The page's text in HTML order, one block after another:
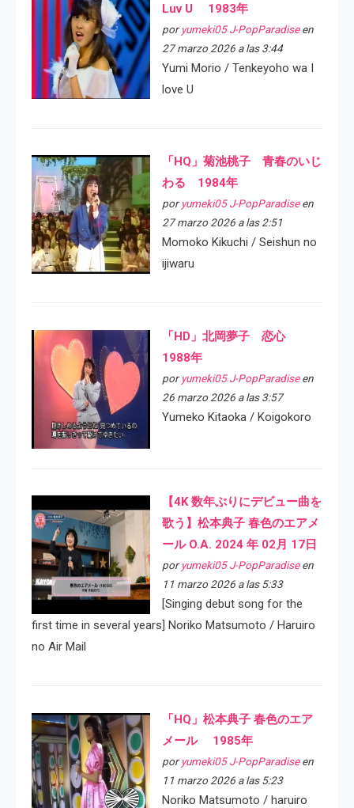
Luv U 1983年
por yumeki05 J-PopParadiseen
27 marzo 2026 a las 3:44
Yumi Morio / Tenkeyoho wa I
love U
「HQ」菊池桃子 青春のいじ
わる 1984年
por yumeki05 J-PopParadiseen
27 marzo 2026 a las 2:51
Momoko Kikuchi / Seishun no
ijiwaru
「HD」北岡夢子 恋心
1988年
por yumeki05 J-PopParadiseen
26 marzo 2026 a las 3:57
Yumeko Kitaoka / Koigokoro
【4K 数年ぶりにデビュー曲を
歌う】松本典子 春色のエアメ
ール O.A. 2024 年 02月 17日
por yumeki05 J-PopParadiseen
11 marzo 2026 a las 5:33
[Singing debut song for the
first time in several years] Noriko Matsumoto / Haruiro
no Air Mail
「HQ」松本典子 春色のエア
メール 1985年
por yumeki05 J-PopParadiseen
11 marzo 2026 a las 5:23
Noriko Matsumoto / haruiro